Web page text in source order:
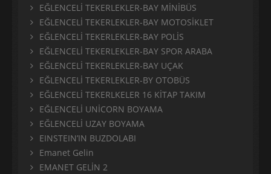
EĞLENCELİ TEKERLEKLER-BAY MİNİBÜS
EĞLENCELİ TEKERLEKLER-BAY MOTOSİKLET
EĞLENCELİ TEKERLEKLER-BAY POLİS
EĞLENCELİ TEKERLEKLER-BAY SPOR ARABA
EĞLENCELİ TEKERLEKLER-BAY UÇAK
EĞLENCELİ TEKERLEKLER-BY OTOBÜS
EĞLENCELİ TEKERLKELER 16 KİTAP TAKIM
EĞLENCELİ UNİCORN BOYAMA
EĞLENCELİ UZAY BOYAMA
EINSTEIN’IN BUZDOLABI
Emanet Gelin
EMANET GELİN 2